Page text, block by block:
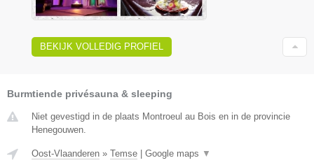
BEKIJK VOLLEDIG PROFIEL
Burmtiende privésauna & sleeping
Niet gevestigd in de plaats Montroeul au Bois en in de provincie
Henegouwen.
Oost-Vlaanderen » Temse Google maps ▼